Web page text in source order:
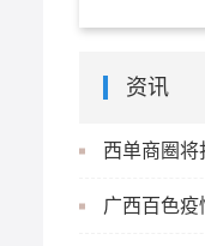
资讯
西单商圈
力圈
广西百色